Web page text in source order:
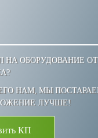
НА ОБОРУДОВАНИЕ
НАМ, МЫ
ЛУЧШЕ!
КП